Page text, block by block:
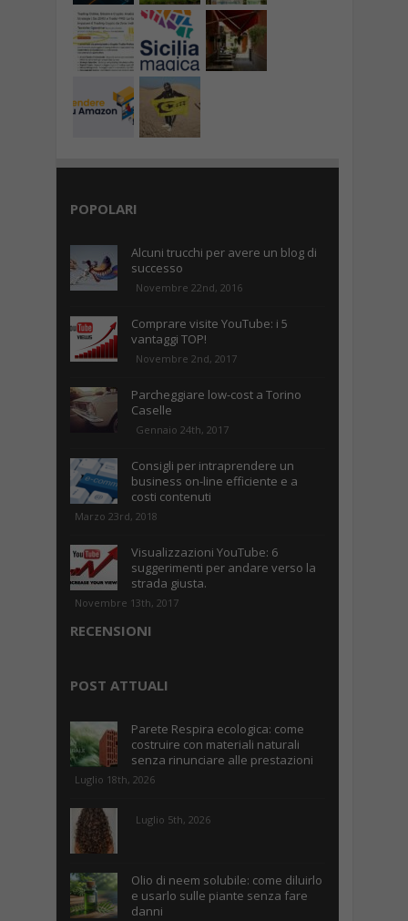
POPOLARI
Alcuni trucchi per avere un blog di
successo
Novembre 22nd, 2016
Comprare visite YouTube: i 5
vantaggi TOP!
Novembre 2nd, 2017
Parcheggiare low-cost a Torino
Caselle
Gennaio 24th, 2017
Consigli per intraprendere un
business on-line efficiente e a
costi contenuti
Marzo 23rd, 2018
Visualizzazioni YouTube: 6
suggerimenti per andare verso la
strada giusta.
Novembre 13th, 2017
RECENSIONI
POST ATTUALI
Parete Respira ecologica: come
costruire con materiali naturali
senza rinunciare alle prestazioni
Luglio 18th, 2026
Luglio 5th, 2026
Olio di neem solubile: come diluirlo
e usarlo sulle piante senza fare
danni